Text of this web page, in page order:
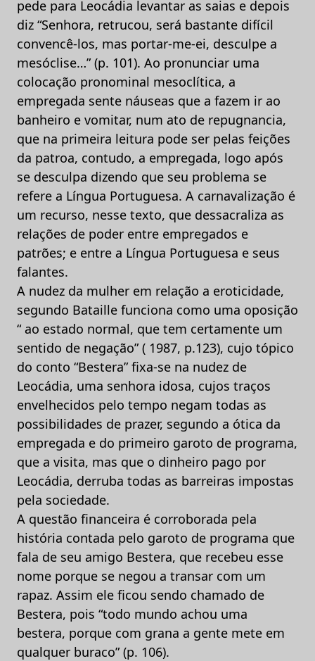
pede para Leocádia levantar as saias e depois
diz “Senhora, retrucou, será bastante difícil
convencê-los, mas portar-me-ei, desculpe a
mesóclise…” (p. 101). Ao pronunciar uma
colocação pronominal mesoclítica, a
empregada sente náuseas que a fazem ir ao
banheiro e vomitar, num ato de repugnancia,
que na primeira leitura pode ser pelas feições
da patroa, contudo, a empregada, logo após
se desculpa dizendo que seu problema se
refere a Língua Portuguesa. A carnavalização é
um recurso, nesse texto, que dessacraliza as
relações de poder entre empregados e
patrões; e entre a Língua Portuguesa e seus
falantes.
A nudez da mulher em relação a eroticidade,
segundo Bataille funciona como uma oposição
“ ao estado normal, que tem certamente um
sentido de negação” ( 1987, p.123), cujo tópico
do conto “Bestera” fixa-se na nudez de
Leocádia, uma senhora idosa, cujos traços
envelhecidos pelo tempo negam todas as
possibilidades de prazer, segundo a ótica da
empregada e do primeiro garoto de programa,
que a visita, mas que o dinheiro pago por
Leocádia, derruba todas as barreiras impostas
pela sociedade.
A questão financeira é corroborada pela
história contada pelo garoto de programa que
fala de seu amigo Bestera, que recebeu esse
nome porque se negou a transar com um
rapaz. Assim ele ficou sendo chamado de
Bestera, pois “todo mundo achou uma
bestera, porque com grana a gente mete em
qualquer buraco” (p. 106).